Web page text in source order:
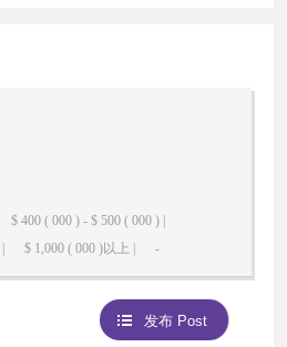
$ 400 ( 000 ) - $ 500 ( 000 ) |
$ 1,000 ( 000 )以上 | -
发布 Post